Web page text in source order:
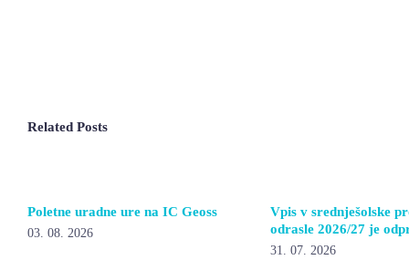
Related Posts
Poletne uradne ure na IC Geoss
03. 08. 2026
Vpis v srednješolske
odrasle 2026/27 je
31. 07. 2026